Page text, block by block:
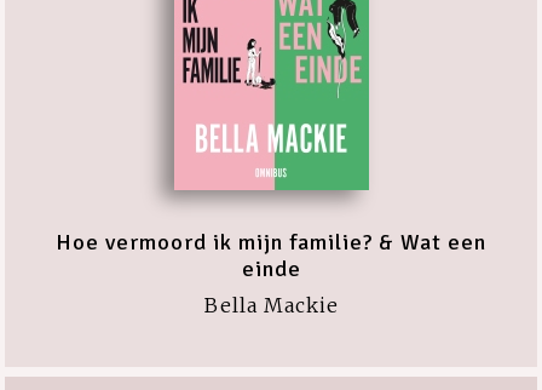
Hoe vermoord ik mijn familie? & Wat een
einde
Bella Mackie